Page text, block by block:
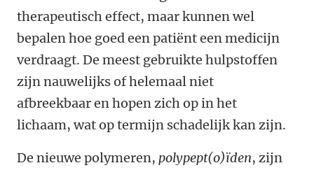
therapeutisch effect, maar kunnen wel
bepalen hoe goed een patiënt een medicijn
verdraagt. De meest gebruikte hulpstoffen
zijn nauwelijks of helemaal niet
afbreekbaar en hopen zich op in het
lichaam, wat op termijn schadelijk kan zijn.
De nieuwe polymeren, polypept(o)ïden, zijn